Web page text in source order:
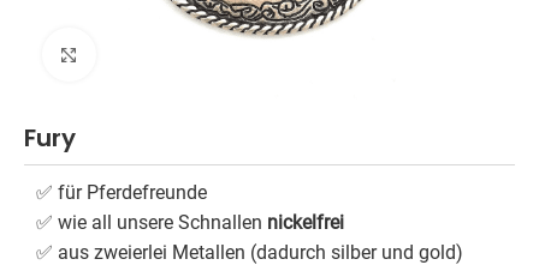
Fury
✅ für Pferdefreunde
✅ wie all unsere Schnallen nickelfrei
✅ aus zweierlei Metallen (dadurch silber und gold)